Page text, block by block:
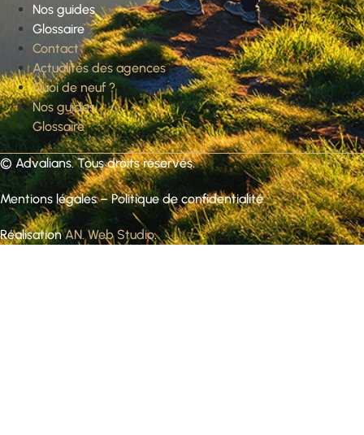
Nos guides
Glossaire
Contact
Actualités des agences
Quoi de neuf ?
Nos guides
Glossaire
© Advalians. Tous droits réservés.
Mentions légales–Politique de confidentialité
RéalisationAN. Web Studio.